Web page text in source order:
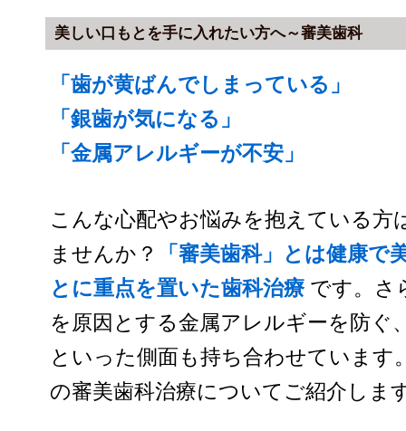
美しい口もとを手に入れたい方へ～審美歯科
「歯が黄ばんでしまっている」
「銀歯が気になる」
「金属アレルギーが不安」
こんな心配やお悩みを抱えている方
ませんか？
「審美歯科」とは健康
とに重点を置いた歯科治療 です。さ
を原因とする金属アレルギーを防ぐ
といった側面も持ち合わせています
の審美歯科治療についてご紹介しま